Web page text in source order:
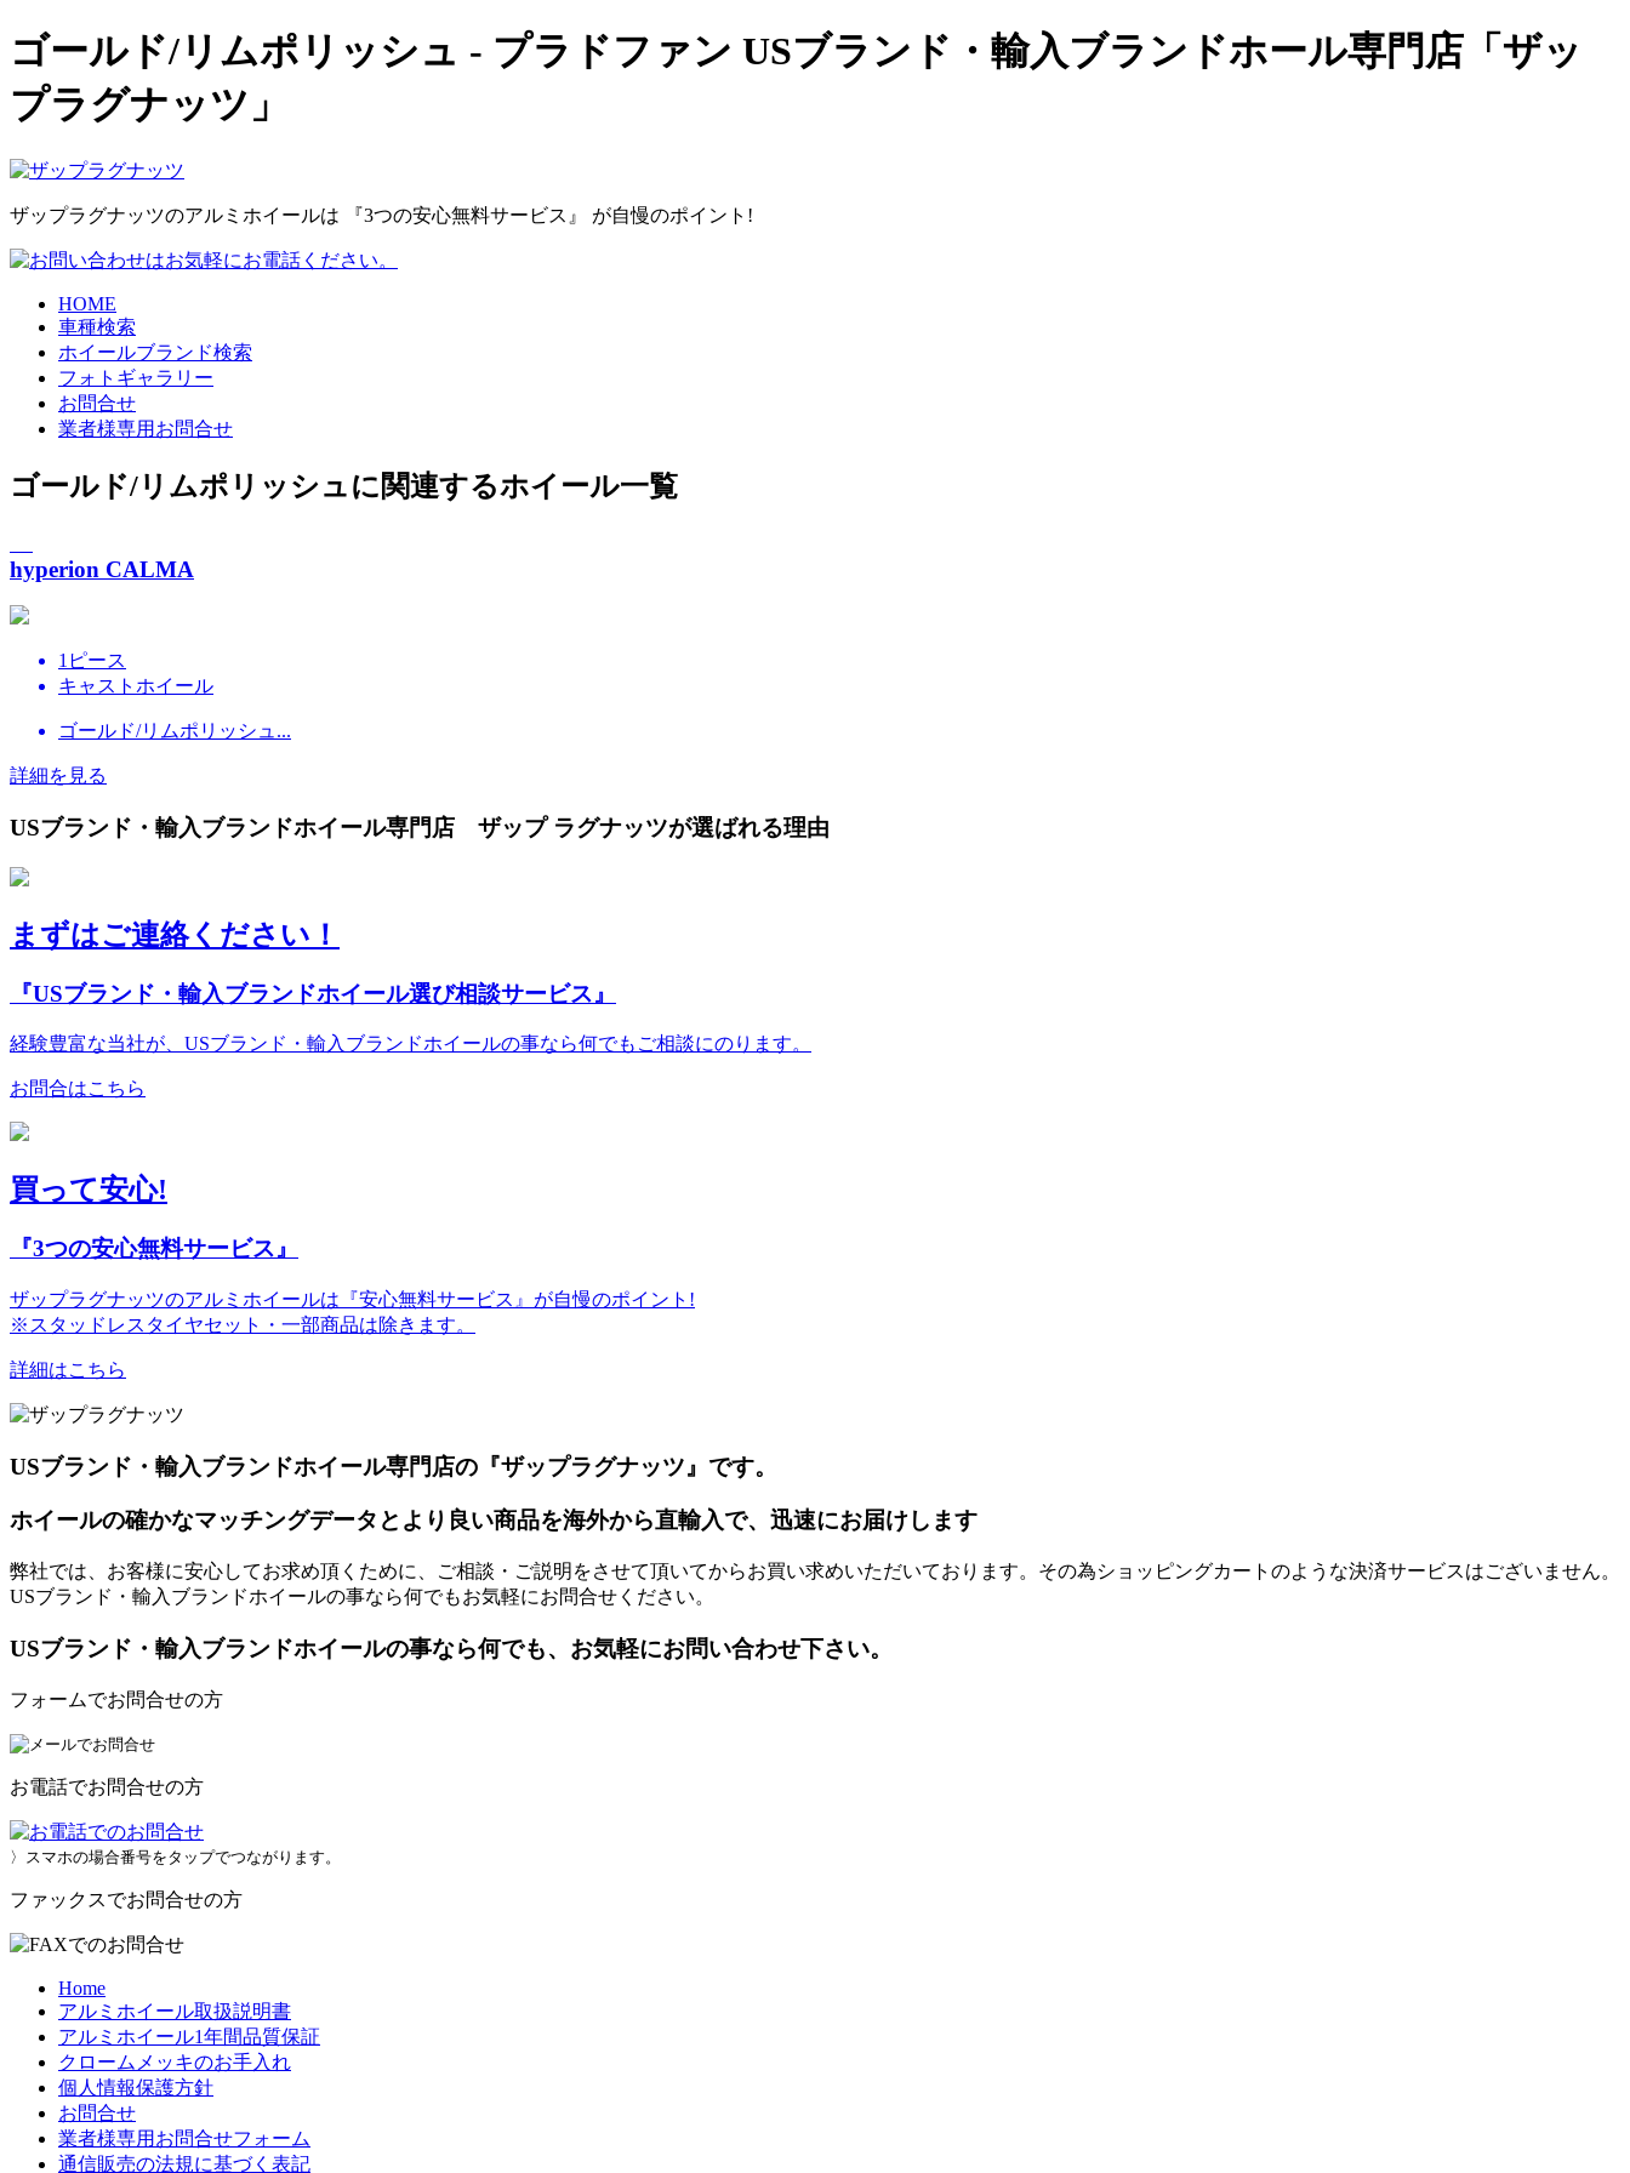
ゴールド/リムポリッシュ - プラドファン USブランド・輸入ブランドホール専門店「ザッ
プラグナッツ」
ザップラグナッツのアルミホイールは 『3つの安心無料サービス』 が自慢のポイント!
HOME
車種検索
ホイールブランド検索
フォトギャラリー
お問合せ
業者様専用お問合せ
ゴールド/リムポリッシュに関連するホイール一覧
hyperion CALMA
1ピース
キャストホイール
ゴールド/リムポリッシュ...
詳細を見る
USブランド・輸入ブランドホイール専門店 ザップ ラグナッツが選ばれる理由
まずはご連絡ください！
『USブランド・輸入ブランドホイール選び相談サービス』
経験豊富な当社が、USブランド・輸入ブランドホイールの事なら何でもご相談にのります。
お問合はこちら
買って安心!
『3つの安心無料サービス』
ザップラグナッツのアルミホイールは『安心無料サービス』が自慢のポイント!
※スタッドレスタイヤセット・一部商品は除きます。
詳細はこちら
USブランド・輸入ブランドホイール専門店の『ザップラグナッツ』です。
ホイールの確かなマッチングデータとより良い商品を海外から直輸入で、迅速にお届けします
弊社では、お客様に安心してお求め頂くために、ご相談・ご説明をさせて頂いてからお買い求めいただいております。その為ショッピングカートのような決済サービスはございません。
USブランド・輸入ブランドホイールの事なら何でもお気軽にお問合せください。
USブランド・輸入ブランドホイールの事なら何でも、お気軽にお問い合わせ下さい。
フォームでお問合せの方
お電話でお問合せの方
〉スマホの場合番号をタップでつながります。
ファックスでお問合せの方
Home
アルミホイール取扱説明書
アルミホイール1年間品質保証
クロームメッキのお手入れ
個人情報保護方針
お問合せ
業者様専用お問合せフォーム
通信販売の法規に基づく表記